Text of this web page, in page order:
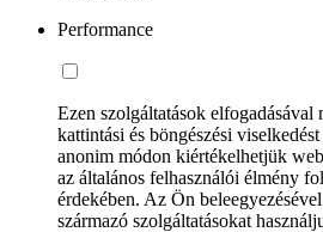
Performance
Ezen szolgáltatások
kattintási és böngészési
anonim módon kiértékelhetjük
az általános felhasználói élmény
érdekében. Az Ön
származó szolgáltatásokat